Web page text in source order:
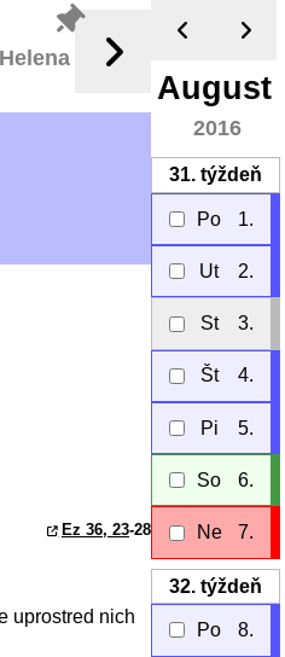
Ez 36, 23-28
uprostred nich
August
2016
31. týždeň
Po 1.
Ut 2.
St 3.
Št 4.
Pi 5.
So 6.
Ne 7.
32. týždeň
Po 8.